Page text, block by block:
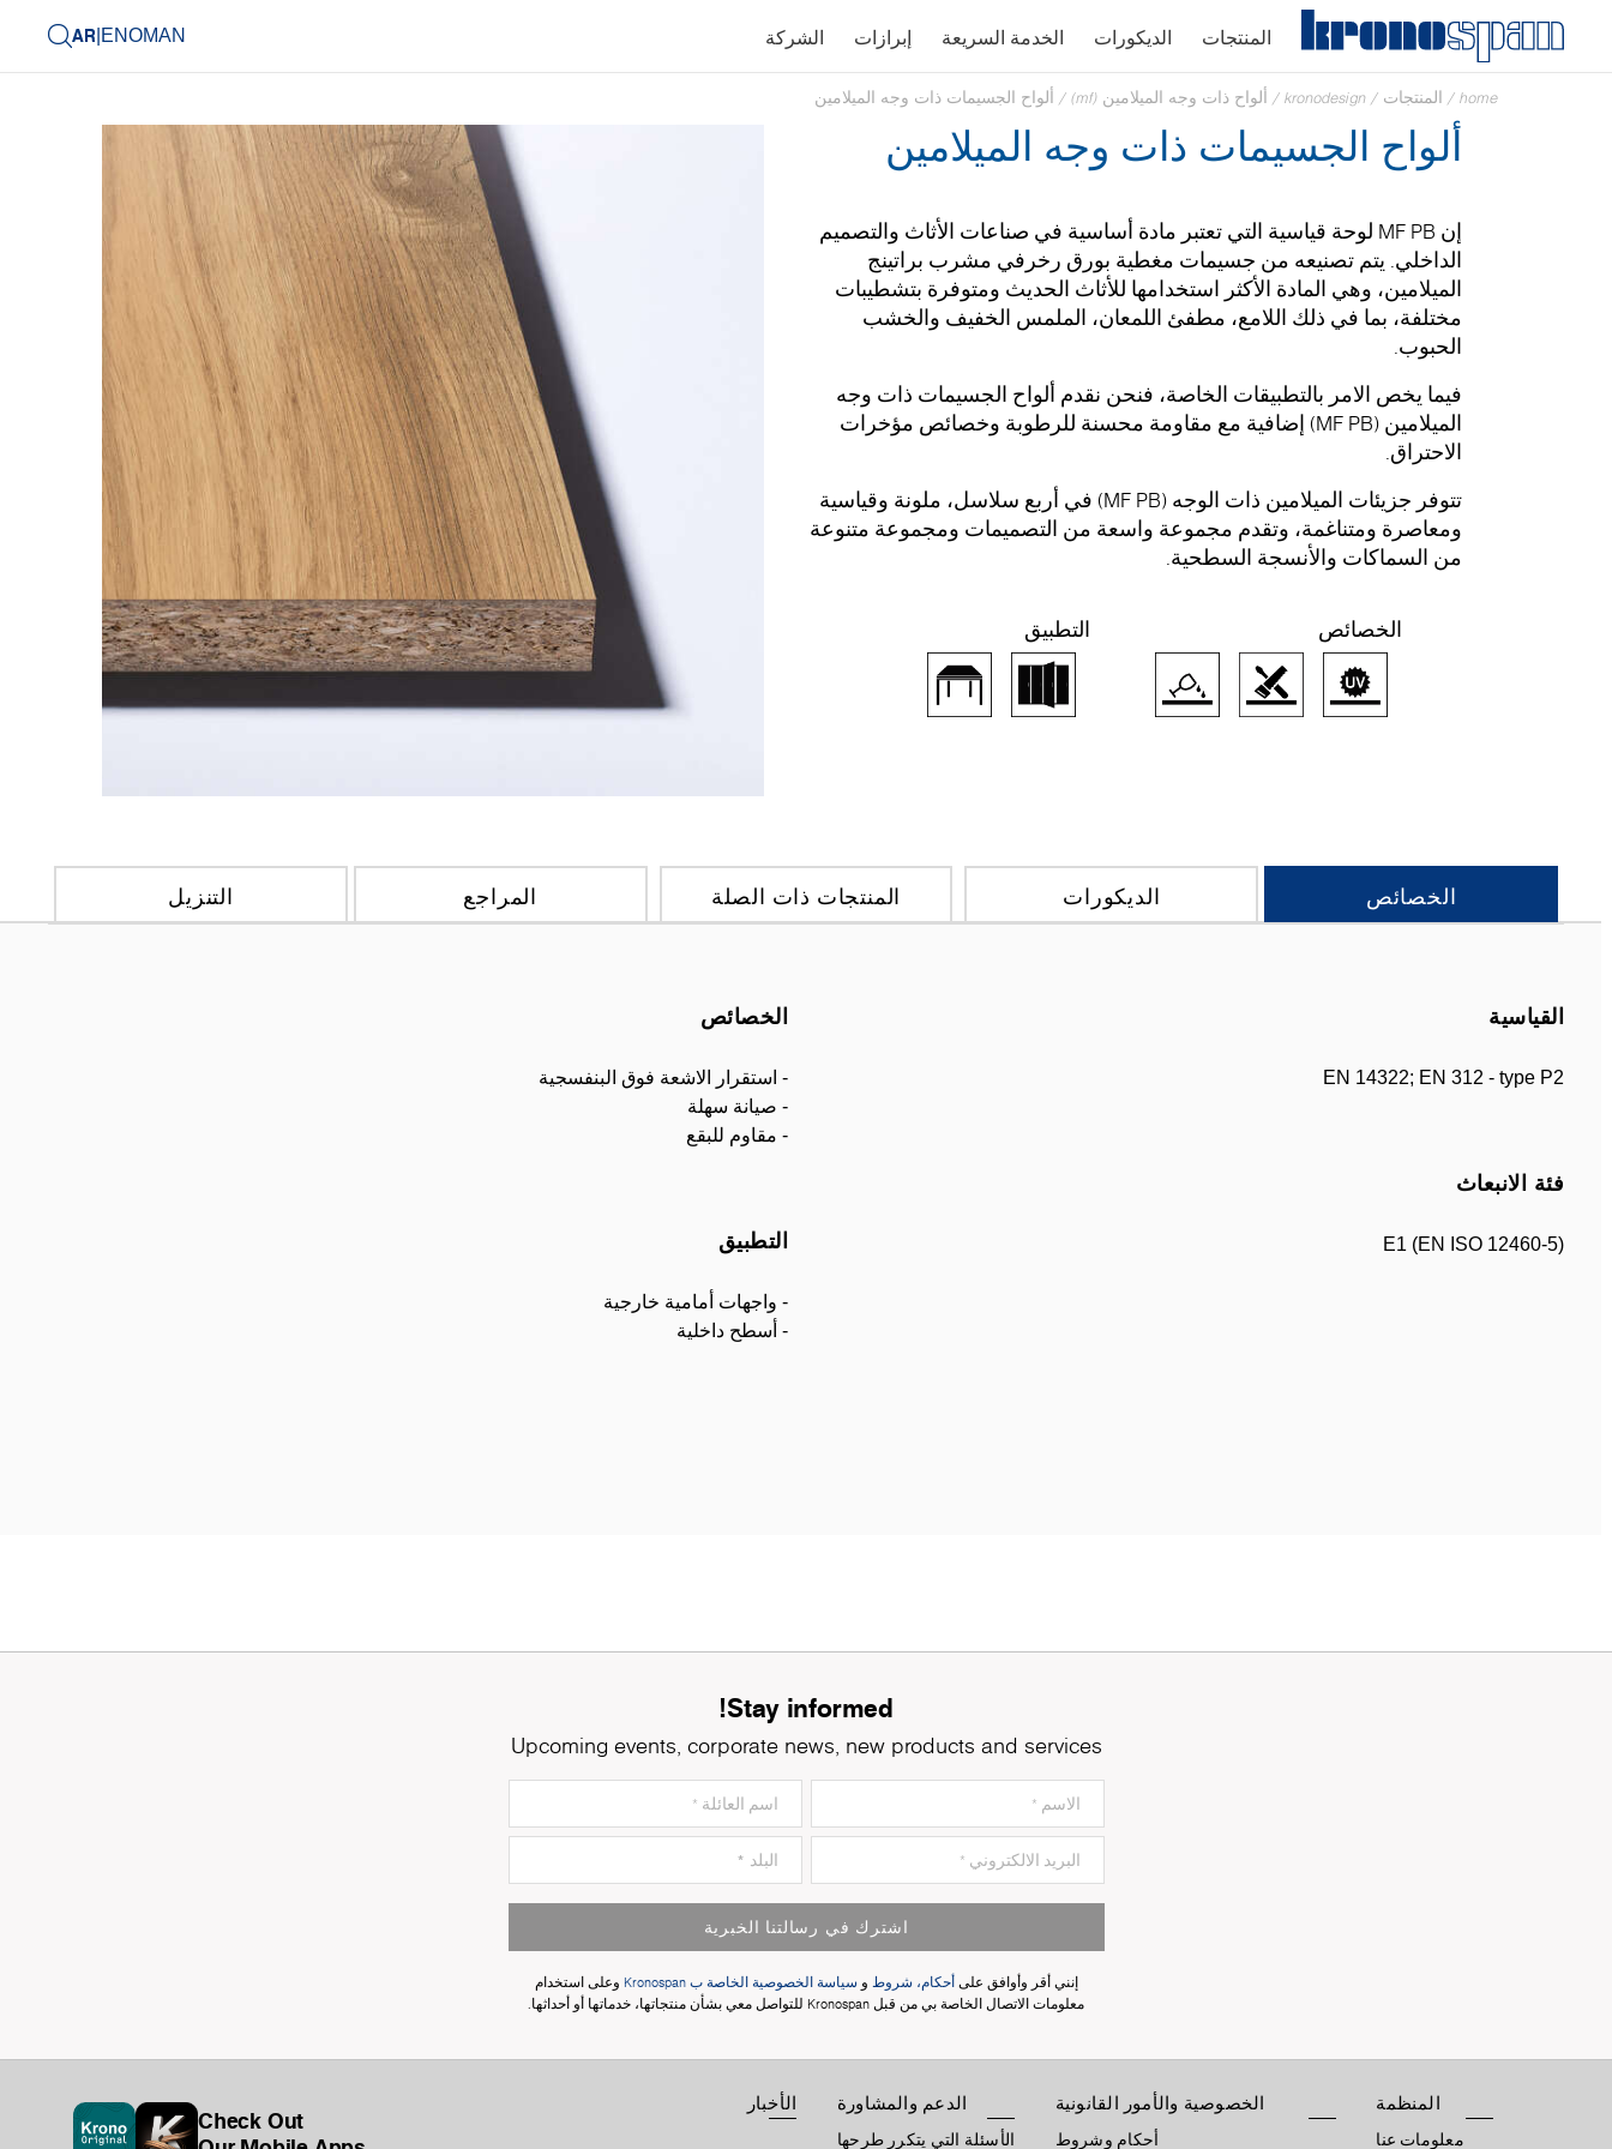
المنتجات الديكورات الخدمة السريعة إبرازات الشركة OMAN
EN
AR
home
/ المنتجات /
kronodesign
/ ألواح ذات وجه الميلامين (mf) / ألواح الجسيمات ذات وجه الميلامين
ألواح الجسيمات ذات وجه الميلامين
إن MF PB لوحة قياسية التي تعتبر مادة أساسية في صناعات الأثاث والتصميم
الداخلي. يتم تصنيعه من جسيمات مغطية بورق رخرفي مشرب براتينج
الميلامين، وهي المادة الأكثر استخدامها للأثاث الحديث ومتوفرة بتشطيبات
مختلفة، بما في ذلك اللامع، مطفئ اللمعان، الملمس الخفيف والخشب
الحبوب.
فيما يخص الامر بالتطبيقات الخاصة، فنحن نقدم ألواح الجسيمات ذات وجه
الميلامين (MF PB) إضافية مع مقاومة محسنة للرطوبة وخصائص مؤخرات
الاحتراق.
تتوفر جزيئات الميلامين ذات الوجه (MF PB) في أربع سلاسل، ملونة وقياسية
ومعاصرة ومتناغمة، وتقدم مجموعة واسعة من التصميمات ومجموعة متنوعة
من السماكات والأنسجة السطحية.
الخصائص التطبيق
الخصائص الديكورات المنتجات ذات الصلة المراجع التنزيل
القياسية
EN 14322; EN 312 - type P2
فئة الانبعاث
E1 (EN ISO 12460-5)
الخصائص
- استقرار الاشعة فوق البنفسجية
- صيانة سهلة
- مقاوم للبقع
التطبيق
- واجهات أمامية خارجية
- أسطح داخلية
Stay informed!
Upcoming events, corporate news, new products and services
اشترك في رسالتنا الخبرية
إنني أقر وأوافق علىأحكام، شروط و سياسة الخصوصية الخاصة ب Kronospan
وعلى استخدام
معلومات الاتصال الخاصة بي من قبل Kronospan للتواصل معي بشأن منتجاتها، خدماتها أو أحداثها.
المنظمة
معلومات عنا
الخصوصية والأمور القانونية
أحكام وشروط
الدعم والمشاورة
الأسئلة التي يتكرر طرحها
الأخبار
Check Out